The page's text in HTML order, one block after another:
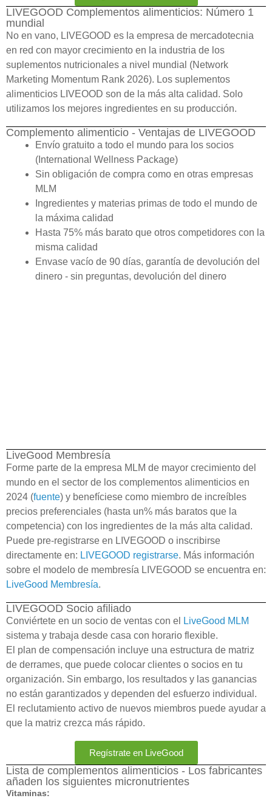
LIVEGOOD Complementos alimenticios: Número 1
mundial
No en vano, LIVEGOOD es la empresa de mercadotecnia
en red con mayor crecimiento en la industria de los
suplementos nutricionales a nivel mundial (Network
Marketing Momentum Rank 2026). Los suplementos
alimenticios LIVEOOD son de la más alta calidad. Solo
utilizamos los mejores ingredientes en su producción.
Complemento alimenticio - Ventajas de LIVEGOOD
Envío gratuito a todo el mundo para los socios
(International Wellness Package)
Sin obligación de compra como en otras empresas
MLM
Ingredientes y materias primas de todo el mundo de
la máxima calidad
Hasta 75% más barato que otros competidores con la
misma calidad
Envase vacío de 90 días, garantía de devolución del
dinero - sin preguntas, devolución del dinero
LiveGood Membresía
Forme parte de la empresa MLM de mayor crecimiento del
mundo en el sector de los complementos alimenticios en
2024 (fuente) y benefíciese como miembro de increíbles
precios preferenciales (hasta un% más baratos que la
competencia) con los ingredientes de la más alta calidad.
Puede pre-registrarse en LIVEGOOD o inscribirse
directamente en: LIVEGOOD registrarse. Más información
sobre el modelo de membresía LIVEGOOD se encuentra en:
LiveGood Membresía.
LIVEGOOD Socio afiliado
Conviértete en un socio de ventas con el LiveGood MLM
sistema y trabaja desde casa con horario flexible.
El plan de compensación incluye una estructura de matriz
de derrames, que puede colocar clientes o socios en tu
organización. Sin embargo, los resultados y las ganancias
no están garantizados y dependen del esfuerzo individual.
El reclutamiento activo de nuevos miembros puede ayudar a
que la matriz crezca más rápido.
Regístrate en LiveGood
Lista de complementos alimenticios - Los fabricantes
añaden los siguientes micronutrientes
Vitaminas: